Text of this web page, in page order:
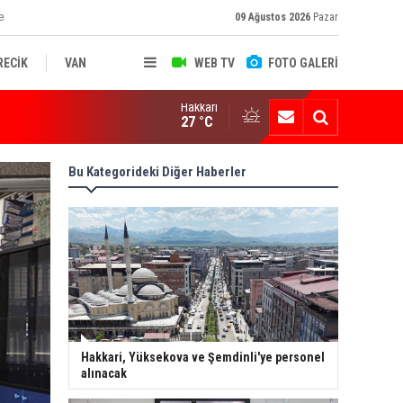
09 Ağustos 2026 Pazar
WEB TV FOTO GALERİ
VAN
Sanayi Geleceği Masaya Yatırıldı
Hakkari
27 °C
Bu Kategorideki Diğer Haberler
Hakkari, Yüksekova ve Şemdinli'ye personel
alınacak